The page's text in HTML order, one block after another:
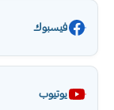
فيسبوك
يوتيوب